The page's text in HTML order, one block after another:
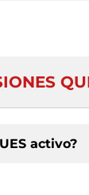
activo?